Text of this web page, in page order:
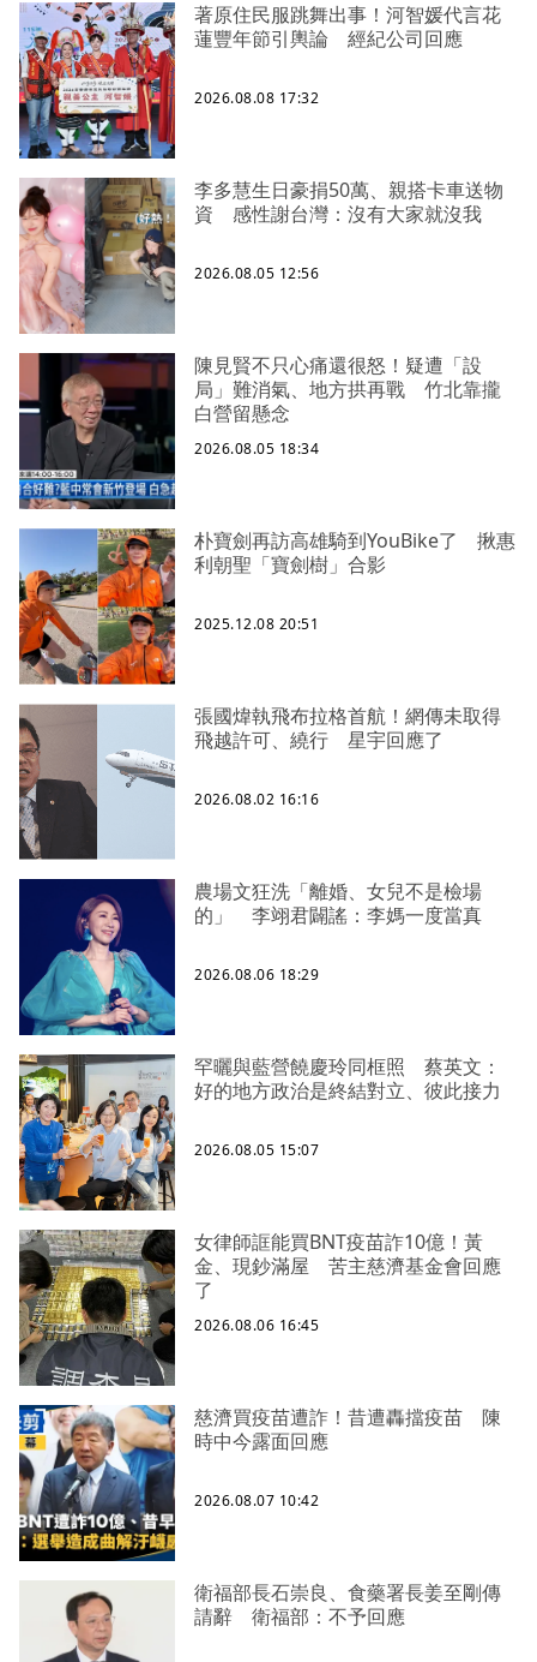
著原住民服跳舞出事！河智媛代言花
蓮豐年節引輿論 經紀公司回應
2026.08.08 17:32
李多慧生日豪捐50萬、親搭卡車送物
資 感性謝台灣：沒有大家就沒我
2026.08.05 12:56
陳見賢不只心痛還很怒！疑遭「設
局」難消氣、地方拱再戰 竹北靠攏
白營留懸念
2026.08.05 18:34
朴寶劍再訪高雄騎到YouBike了 揪惠
利朝聖「寶劍樹」合影
2025.12.08 20:51
張國煒執飛布拉格首航！網傳未取得
飛越許可、繞行 星宇回應了
2026.08.02 16:16
農場文狂洗「離婚、女兒不是檢場
的」 李翊君闢謠：李媽一度當真
2026.08.06 18:29
罕曬與藍營饒慶玲同框照 蔡英文：
好的地方政治是終結對立、彼此接力
2026.08.05 15:07
女律師誆能買BNT疫苗詐10億！黃
金、現鈔滿屋 苦主慈濟基金會回應
了
2026.08.06 16:45
慈濟買疫苗遭詐！昔遭轟擋疫苗 陳
時中今露面回應
2026.08.07 10:42
衛福部長石崇良、食藥署長姜至剛傳
請辭 衛福部：不予回應